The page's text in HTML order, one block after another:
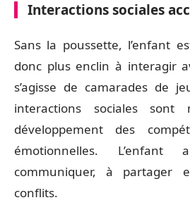
Interactions sociales
Sans la poussette, l’enfant
donc plus enclin à interagir
s’agisse de camarades de
interactions sociales sont
développement des
émotionnelles.
communiquer, à partager
conflits.